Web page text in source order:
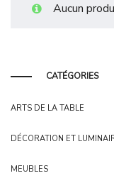
Aucun
CATÉGORIES
ARTS DE LA TABLE
DÉCORATION ET
MEUBLES